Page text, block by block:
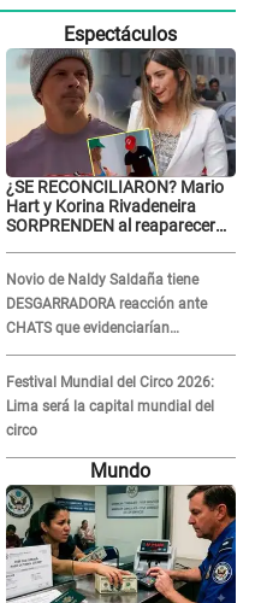
Espectáculos
¿SE RECONCILIARON? Mario
Hart y Korina Rivadeneira
SORPRENDEN al reaparecer
Novio de Naldy Saldaña tiene
DESGARRADORA reacción ante
CHATS que evidenciarían
INFIDELIDAD con animador de 'La
Bella Luz': "Se puso..."
Festival Mundial del Circo 2026:
Lima será la capital mundial del
circo
Mundo